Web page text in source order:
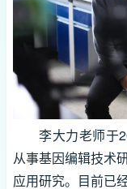
李大力老师于
从事基因编辑技术
应用研究。目前已